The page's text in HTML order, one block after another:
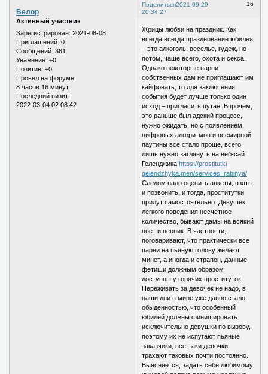
Поделиться 16
2021-09-29
20:34:27
Велор
Активный участник
Зарегистрирован: 2021-08-08
Приглашений: 0
Сообщений: 361
Уважение: +0
Позитив: +0
Провел на форуме:
8 часов 16 минут
Последний визит:
2022-03-04 02:08:42
Жрицы любви на праздник. Как
всегда всегда празднование юбилея
– это алкоголь, веселье, гудеж, но
потом, чаще всего, охота и секса.
Однако некоторые парни
собственных дам не приглашают им
кайфовать, то для заключения
события будет лучше только один
исход – пригласить путан. Впрочем,
это раньше был адский процесс,
нужно ожидать, но с появлением
цифровых алгоритмов и всемирной
паутины все стало проще, всего
лишь нужно заглянуть на веб-сайт
Геленджикаhttps://prostitutki-
gelendzhyka.men/services_rabinya/
Следом надо оценить анкеты, взять
и позвонить, и тогда, проститутки
придут самостоятельно. Девушек
легкого поведения несчетное
количество, бывают дамы на всякий
цвет и ценник. В частности,
поговаривают, что практически все
парни на пьяную голову желают
минет, а иногда и страпон, данные
фетиши должным образом
доступны у горячих проституток.
Переживать за девочек не надо, в
наши дни в мире уже давно стало
обыденностью, что особенный
юбилей должны финишировать
исключительно девушки по вызову,
поэтому их не испугают пьяные
заказчики, все-таки девочки
трахают таковых почти постоянно.
Выясняется, задать себе любимому